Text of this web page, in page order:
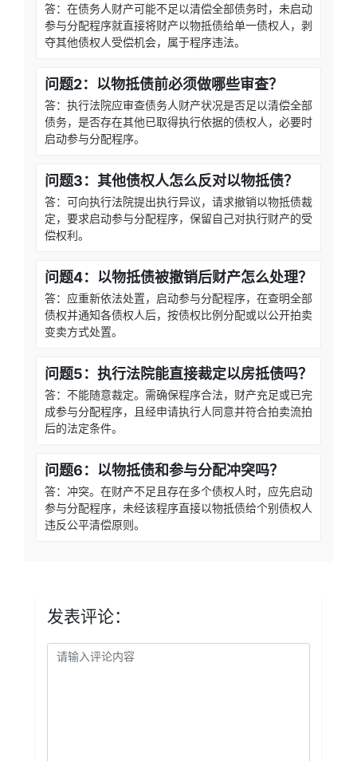
答：在债务人财产可能不足以清偿全部债务时，未启动
参与分配程序就直接将财产以物抵债给单一债权人，剥
夺其他债权人受偿机会，属于程序违法。
问题2：以物抵债前必须做哪些审查？
答：执行法院应审查债务人财产状况是否足以清偿全部
债务，是否存在其他已取得执行依据的债权人，必要时
启动参与分配程序。
问题3：其他债权人怎么反对以物抵债？
答：可向执行法院提出执行异议，请求撤销以物抵债裁
定，要求启动参与分配程序，保留自己对执行财产的受
偿权利。
问题4：以物抵债被撤销后财产怎么处理？
答：应重新依法处置，启动参与分配程序，在查明全部
债权并通知各债权人后，按债权比例分配或以公开拍卖
变卖方式处置。
问题5：执行法院能直接裁定以房抵债吗？
答：不能随意裁定。需确保程序合法，财产充足或已完
成参与分配程序，且经申请执行人同意并符合拍卖流拍
后的法定条件。
问题6：以物抵债和参与分配冲突吗？
答：冲突。在财产不足且存在多个债权人时，应先启动
参与分配程序，未经该程序直接以物抵债给个别债权人
违反公平清偿原则。
发表评论：